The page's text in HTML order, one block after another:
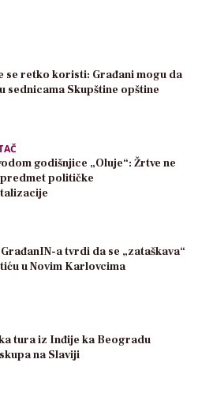
se retko koristi: Građani mogu da
sednicama Skupštine opštine
godišnjice „Oluje“: Žrtve ne
političke
a tvrdi da se „zataškava“
u Novim Karlovcima
tura iz Inđije ka Beogradu
na Slaviji